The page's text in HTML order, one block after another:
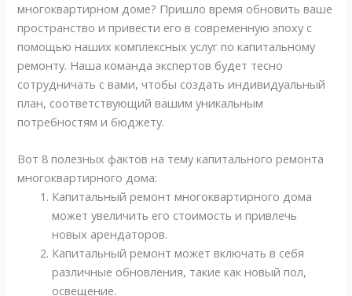
многоквартирном доме? Пришло время обновить ваше
пространство и привести его в современную эпоху с
помощью наших комплексных услуг по капитальному
ремонту. Наша команда экспертов будет тесно
сотрудничать с вами, чтобы создать индивидуальный
план, соответствующий вашим уникальным
потребностям и бюджету.
Вот 8 полезных фактов на тему капитального ремонта
многоквартирного дома:
Капитальный ремонт многоквартирного дома
может увеличить его стоимость и привлечь
новых арендаторов.
Капитальный ремонт может включать в себя
различные обновления, такие как новый пол,
освещение.